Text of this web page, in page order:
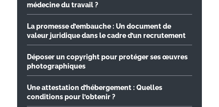
médecine du travail ?
La promesse d’embauche : Un document de
valeur juridique dans le cadre d’un recrutement
Déposer un copyright pour protéger ses œuvres
photographiques
Une attestation d’hébergement : Quelles
conditions pour l’obtenir ?